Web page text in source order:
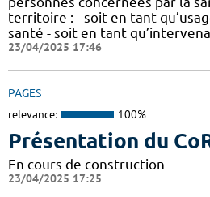
territoire : - soit en tant
santé - soit en tant
23/04/2025 17:46
PAGES
relevance: 100%
Présentation du
En cours de construction
23/04/2025 17:25